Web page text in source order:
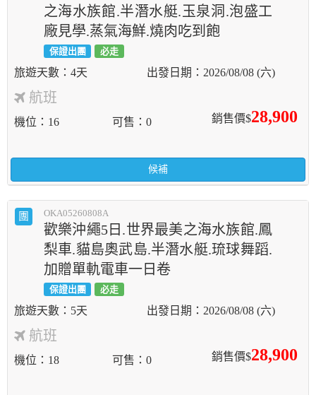
之海水族館.半潛水艇.玉泉洞.泡盛工
廠見學.蒸氣海鮮.燒肉吃到飽
保證出團 必走
4天 2026/08/08 (六)
航班
銷售價$28,900
機位 16 可售 0
候補
團 OKA05260808A
歡樂沖繩5日.世界最美之海水族館.鳳
梨車.貓島奧武島.半潛水艇.琉球舞蹈.
加贈單軌電車一日卷
保證出團 必走
5天 2026/08/08 (六)
航班
銷售價$28,900
機位 18 可售 0